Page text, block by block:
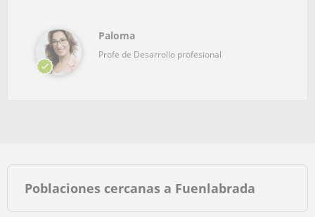
Paloma
Profe de Desarrollo profesional
Poblaciones cercanas a Fuenlabrada